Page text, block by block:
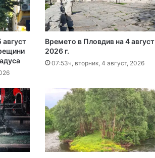
на Гребния канал
График за миенето на пловдивските улици от 10 до 14 август
Времето в Пловдив на 4 август
2026 г.
07:53ч, вторник, 4 август, 2026